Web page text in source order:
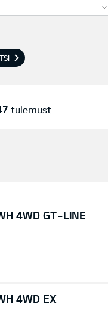
tulemust
4WD GT-LINE
4WD EX